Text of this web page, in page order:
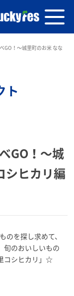
GO！～城里町のお米 なな
ト
GO！～城
シヒカリ編
を探し求めて、
旬のおいしいもの
コシヒカリ」☆